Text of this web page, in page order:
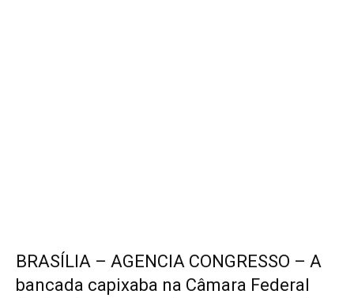
BRASÍLIA – AGENCIA CONGRESSO – A
bancada capixaba na Câmara Federal